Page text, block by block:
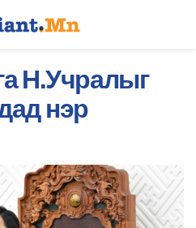
Н.Учралыг
нэр